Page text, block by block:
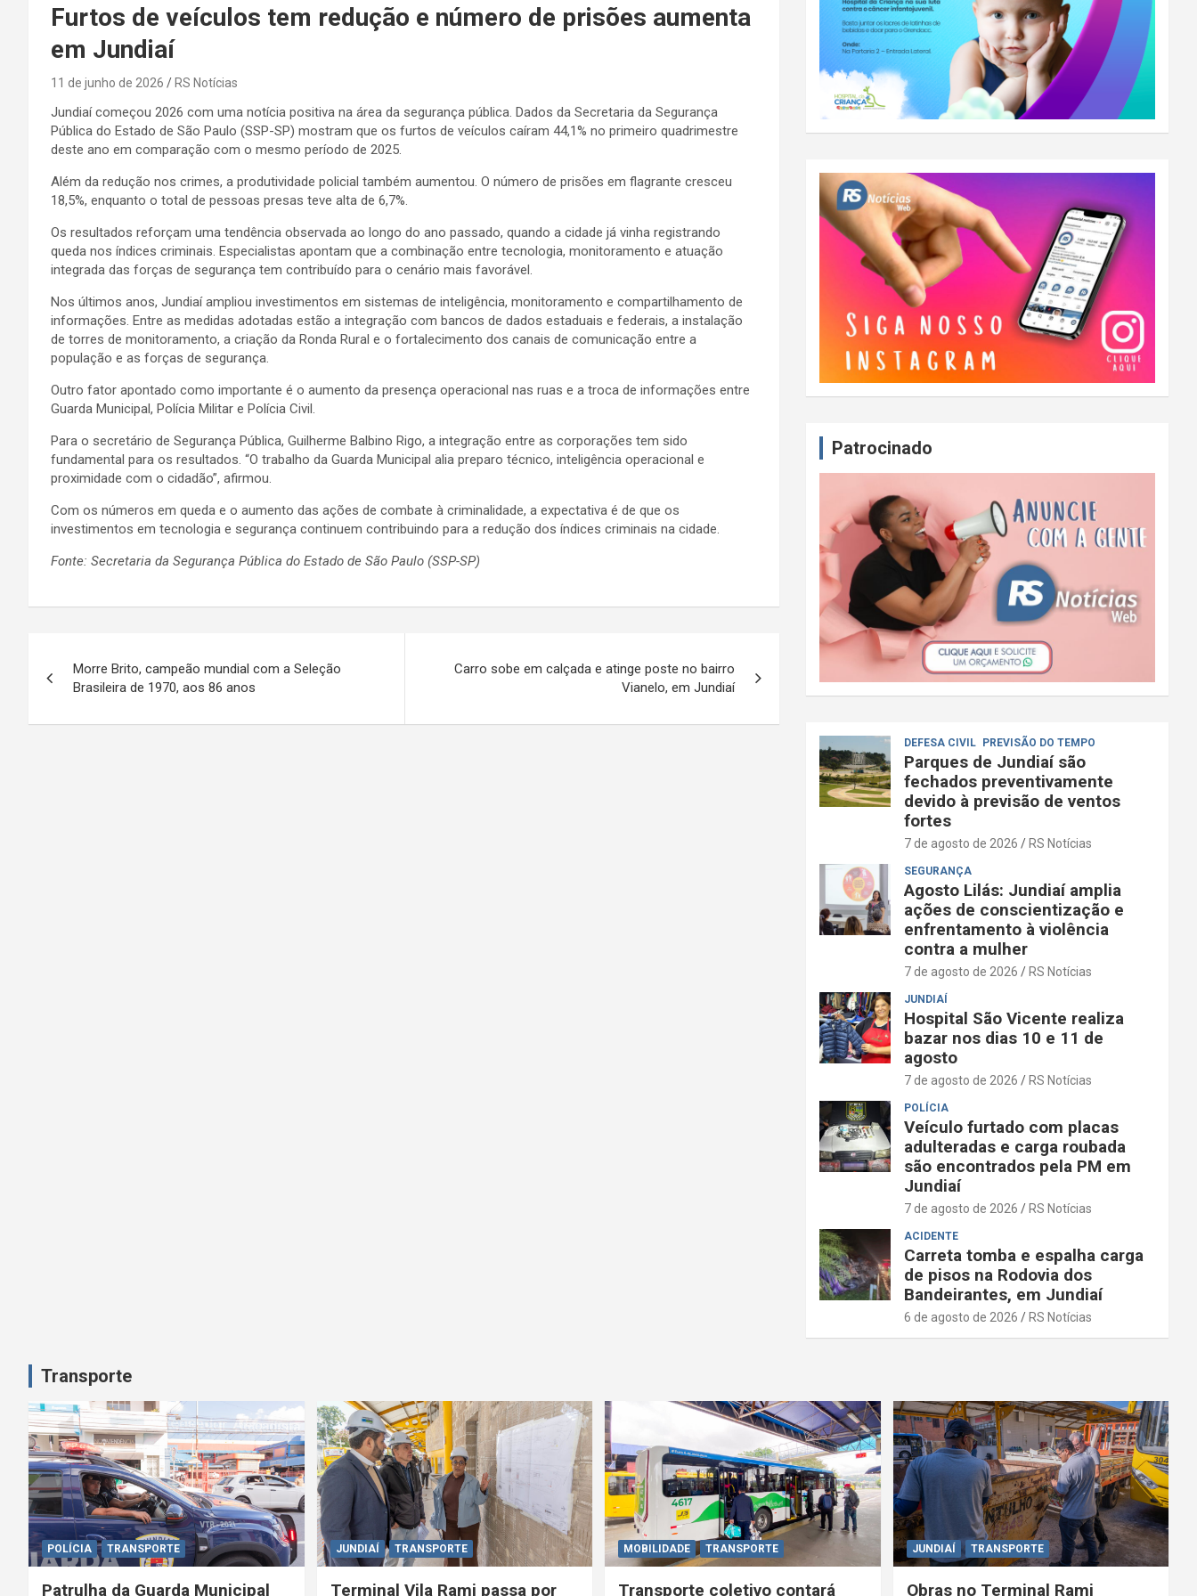
Furtos de veículos tem redução e número de prisões aumenta
em Jundiaí
11 de junho de 2026 RS Notícias
Jundiaí começou 2026 com uma notícia positiva na área da segurança pública. Dados da Secretaria da Segurança
Pública do Estado de São Paulo (SSP-SP) mostram que os furtos de veículos caíram 44,1% no primeiro quadrimestre
deste ano em comparação com o mesmo período de 2025.
Além da redução nos crimes, a produtividade policial também aumentou. O número de prisões em flagrante cresceu
18,5%, enquanto o total de pessoas presas teve alta de 6,7%.
Os resultados reforçam uma tendência observada ao longo do ano passado, quando a cidade já vinha registrando
queda nos índices criminais. Especialistas apontam que a combinação entre tecnologia, monitoramento e atuação
integrada das forças de segurança tem contribuído para o cenário mais favorável.
Nos últimos anos, Jundiaí ampliou investimentos em sistemas de inteligência, monitoramento e compartilhamento de
informações. Entre as medidas adotadas estão a integração com bancos de dados estaduais e federais, a instalação
de torres de monitoramento, a criação da Ronda Rural e o fortalecimento dos canais de comunicação entre a
população e as forças de segurança.
Outro fator apontado como importante é o aumento da presença operacional nas ruas e a troca de informações entre
Guarda Municipal, Polícia Militar e Polícia Civil.
Para o secretário de Segurança Pública, Guilherme Balbino Rigo, a integração entre as corporações tem sido
fundamental para os resultados. “O trabalho da Guarda Municipal alia preparo técnico, inteligência operacional e
proximidade com o cidadão”, afirmou.
Com os números em queda e o aumento das ações de combate à criminalidade, a expectativa é de que os
investimentos em tecnologia e segurança continuem contribuindo para a redução dos índices criminais na cidade.
Fonte: Secretaria da Segurança Pública do Estado de São Paulo (SSP-SP)
v
Morre Brito, campeão mundial com a Seleção
Brasileira de 1970, aos 86 anos
Carro sobe em calçada e atinge poste no bairro
Vianelo, em Jundiaí
Patrocinado
DEFESA CIVIL PREVISÃO DO TEMPO
Parques de Jundiaí são
fechados preventivamente
devido à previsão de ventos
fortes
7 de agosto de 2026 RS Notícias
SEGURANÇA
Agosto Lilás: Jundiaí amplia
ações de conscientização e
enfrentamento à violência
contra a mulher
7 de agosto de 2026 RS Notícias
JUNDIAÍ
Hospital São Vicente realiza
bazar nos dias 10 e 11 de
agosto
7 de agosto de 2026 RS Notícias
POLÍCIA
Veículo furtado com placas
adulteradas e carga roubada
são encontrados pela PM em
Jundiaí
7 de agosto de 2026 RS Notícias
ACIDENTE
Carreta tomba e espalha carga
de pisos na Rodovia dos
Bandeirantes, em Jundiaí
6 de agosto de 2026 RS Notícias
Transporte
POLÍCIA TRANSPORTE
Patrulha da Guarda Municipal
JUNDIAÍ TRANSPORTE
Terminal Vila Rami passa por
MOBILIDADE TRANSPORTE
Transporte coletivo contará
JUNDIAÍ TRANSPORTE
Obras no Terminal Rami